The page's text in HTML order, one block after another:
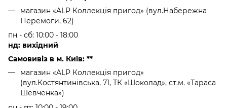
магазин «ALP Коллекція пригод» (вул.Набережна
Перемоги, 62)
пн - сб: 10:00 - 18:00
нд: вихідний
Самовивіз в м. Київ: **
магазин «ALP Коллекція пригод»
(вул.Костянтинівська, 71, ТК «Шоколад», ст.м. «Тараса
Шевченка»)